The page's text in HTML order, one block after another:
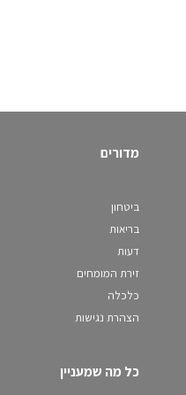
מדורים
ביטחון
בריאות
דעות
זירת המומחים
כלכלה
הצהרת נגישות
כל מה שמעניין